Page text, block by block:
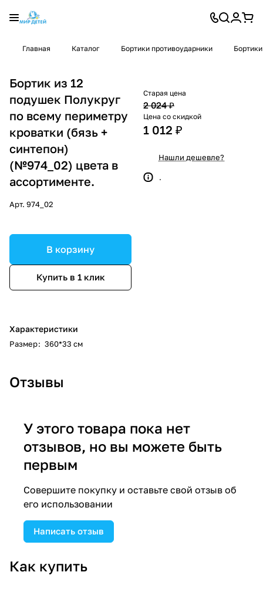
Главная Каталог Бортики противоударники
Бортик из 12
подушек Полукруг
по всему периметру
кроватки (бязь +
синтепон)
(№974_02) цвета в
ассортименте.
Арт. 974_02
В корзину
Купить в 1 клик
Характеристики
Размер: 360*33 см
Старая цена
2 024 ₽
Цена со скидкой
1 012 ₽
Нашли дешевле?
.
Отзывы
У этого товара пока нет
отзывов, но вы можете быть
первым
Совершите покупку и оставьте свой отзыв об
его использовании
Написать отзыв
Как купить